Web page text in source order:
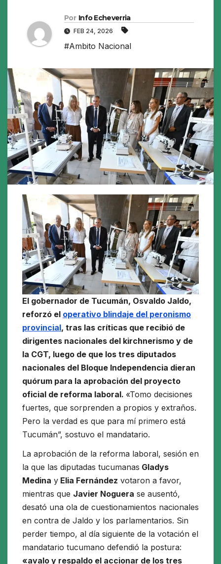
Por Info Echeverria
FEB 24, 2026
#Ambito Nacional
El gobernador de Tucumán, Osvaldo Jaldo,
reforzó el operativo blindaje del peronismo
provincial, tras las críticas que recibió de
dirigentes nacionales del kirchnerismo y de
la CGT, luego de que los tres diputados
nacionales del Bloque Independencia dieran
quórum para la aprobación del proyecto
oficial de reforma laboral. «Tomo decisiones
fuertes, que sorprenden a propios y extraños.
Pero la verdad es que para mí primero está
Tucumán”, sostuvo el mandatario.
La aprobación de la reforma laboral, sesión en
la que las diputadas tucumanas Gladys
Medina y Elia Fernández votaron a favor,
mientras que Javier Noguera se ausentó,
desató una ola de cuestionamientos nacionales
en contra de Jaldo y los parlamentarios. Sin
perder tiempo, al día siguiente de la votación el
mandatario tucumano defendió la postura:
«avalo y respaldo el accionar de los tres